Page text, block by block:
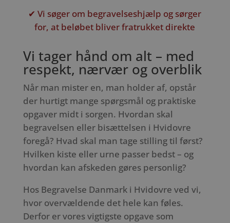
✔ Vi søger om begravelseshjælp og sørger
for, at beløbet bliver fratrukket direkte
Vi tager hånd om alt – med
respekt, nærvær og overblik
Når man mister en, man holder af, opstår
der hurtigt mange spørgsmål og praktiske
opgaver midt i sorgen. Hvordan skal
begravelsen eller bisættelsen i Hvidovre
foregå? Hvad skal man tage stilling til først?
Hvilken kiste eller urne passer bedst – og
hvordan kan afskeden gøres personlig?
Hos Begravelse Danmark i Hvidovre ved vi,
hvor overvældende det hele kan føles.
Derfor er vores vigtigste opgave som